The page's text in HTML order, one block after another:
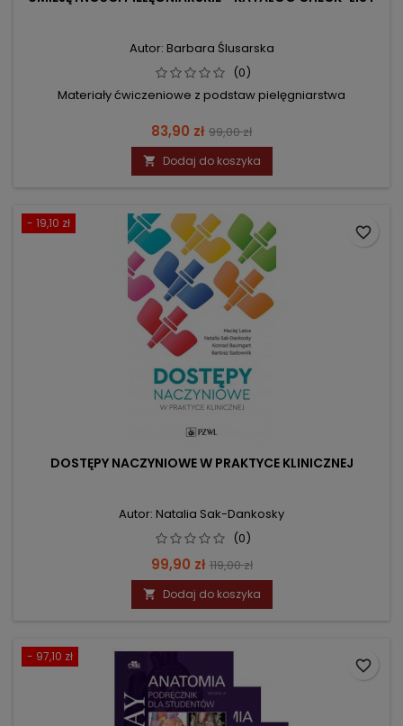
Autor: Barbara Ślusarska
(0)
Materiały ćwiczeniowe z podstaw pielęgniarstwa
Cena
83,90 zł Cena
podstawowa
99,00 zł
 Dodaj do koszyka
- 19,10 zł
DOSTĘPY NACZYNIOWE W PRAKTYCE KLINICZNEJ
Autor: Natalia Sak-Dankosky
(0)
Cena
99,90 zł Cena
podstawowa
119,00 zł
 Dodaj do koszyka
favorite_border
- 97,10 zł
favorite_border